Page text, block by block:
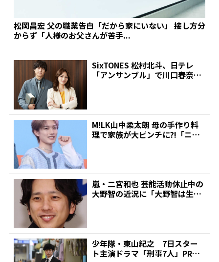
松岡昌宏 父の職業告白「だから家にいない」 接し方分
からず「人様のお父さんが苦手...
SixTONES 松村北斗、日テレ
「アンサンブル」で川口春奈と
M!LK山中柔太朗 母の手作り料
理で家族が大ピンチに?!「ニラ
嵐・二宮和也 芸能活動休止中の
大野智の近況に「大野智は生き
少年隊・東山紀之 7日スター
ト主演ドラマ「刑事7人」PR